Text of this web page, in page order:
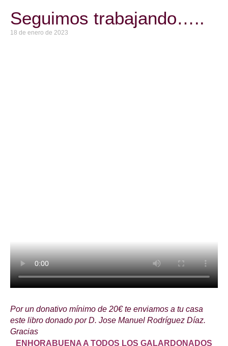
Seguimos trabajando…..
18 de enero de 2023
Por un donativo mínimo de 20€ te enviamos a tu casa
este libro donado por D. Jose Manuel Rodríguez Díaz.
Gracias
ENHORABUENA A TODOS LOS GALARDONADOS